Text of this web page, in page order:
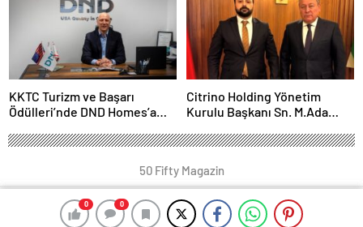
0 0
0 0
KKTC Turizm ve Başarı
Ödülleri’nde DND Homes’a
Citrino Holding Yönetim
Kurulu Başkanı Sn. M.Ada
50 Fifty Magazin